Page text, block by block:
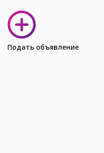
Подать объявление